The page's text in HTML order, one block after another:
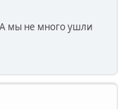
мы не много ушли